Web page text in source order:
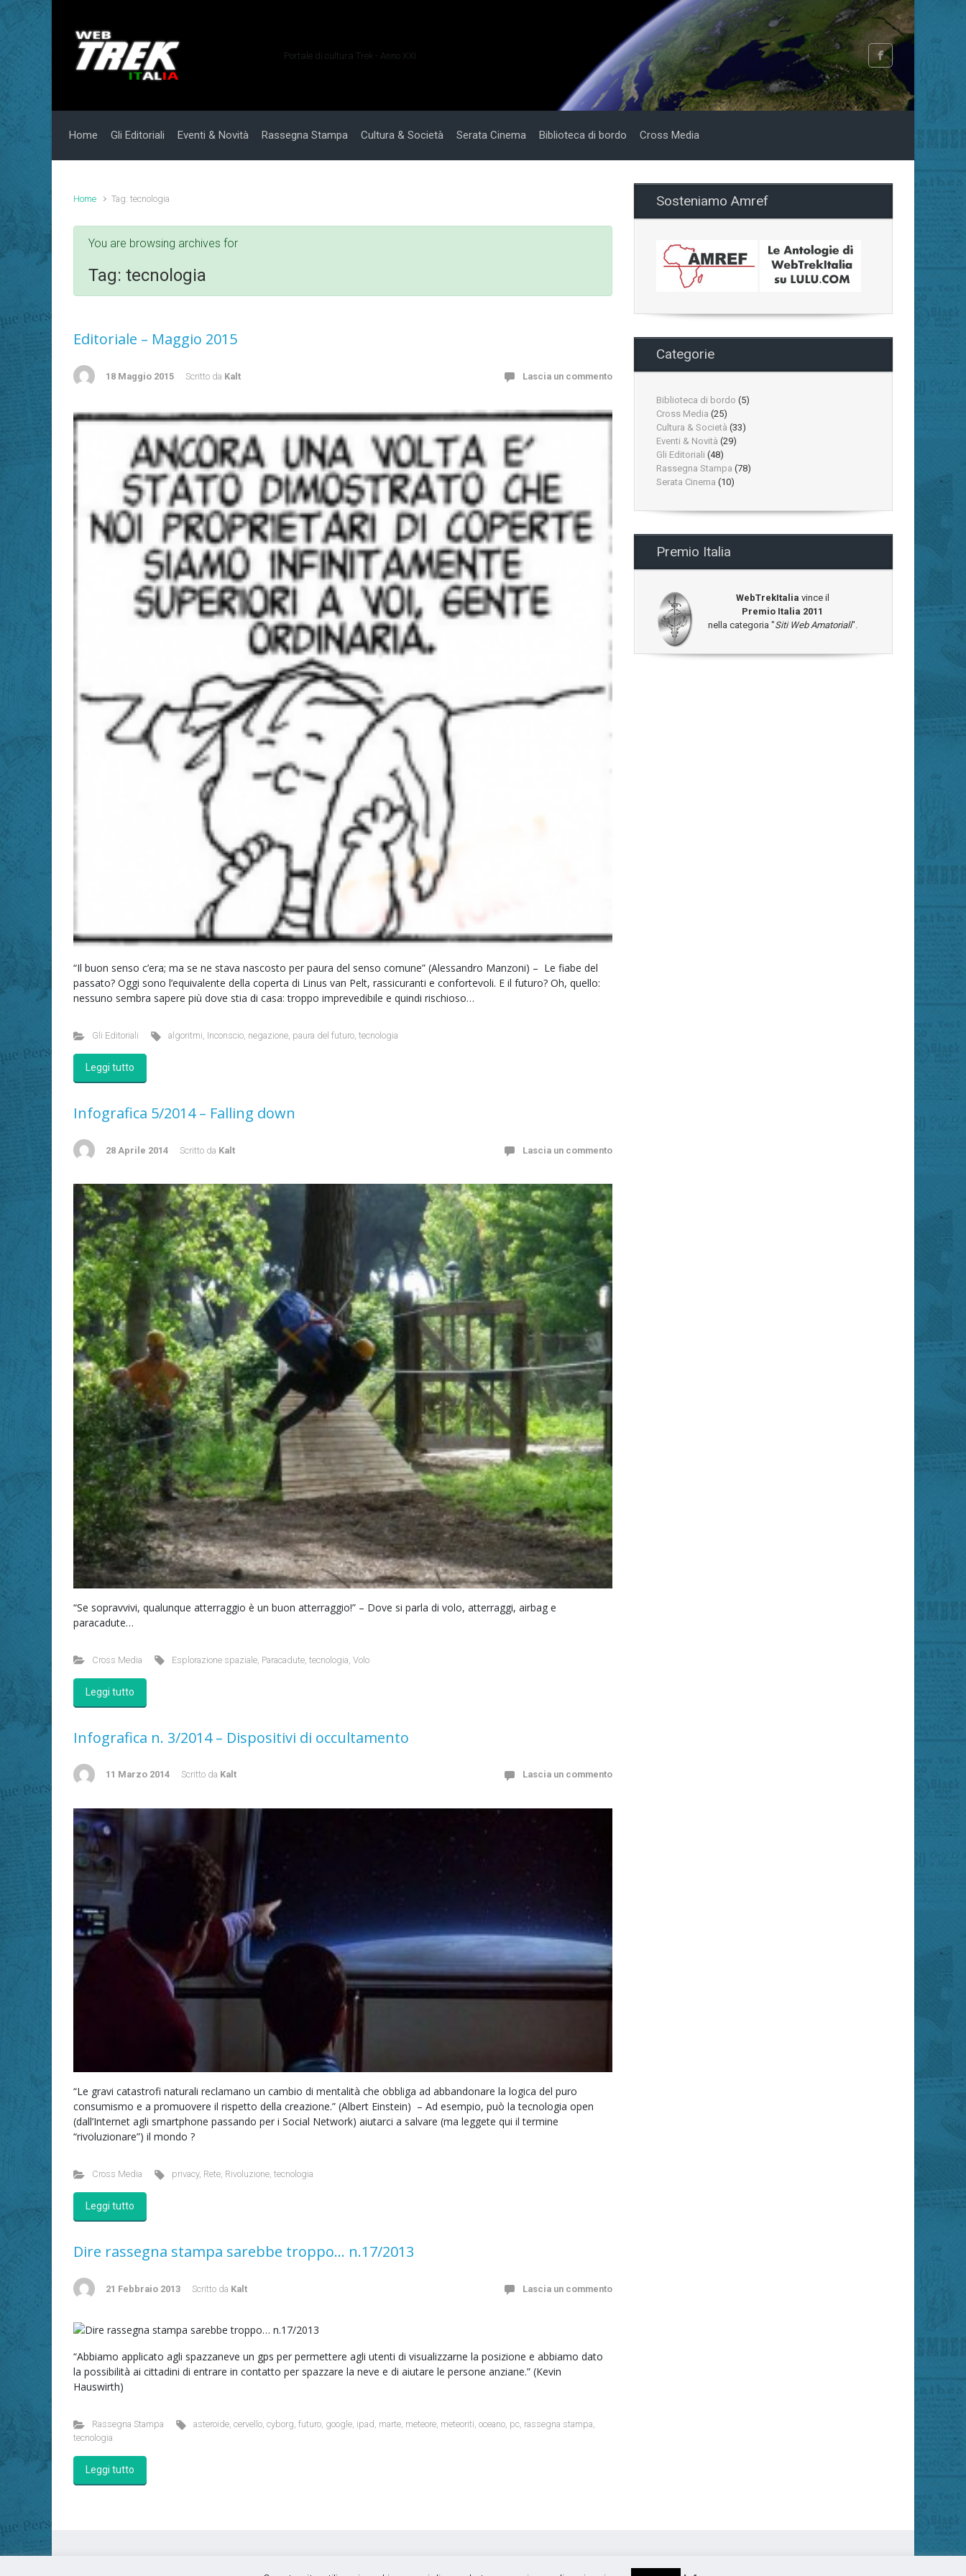
Portale di cultura Trek - Anno XXI
Home Gli Editoriali Eventi & Novità Rassegna Stampa Cultura & Società Serata Cinema Biblioteca di bordo Cross Media
Home Tag: tecnologia
You are browsing archives for
Tag: tecnologia
Editoriale – Maggio 2015
18 Maggio 2015 Scritto da Kalt Lascia un commento
“Il buon senso c’era; ma se ne stava nascosto per paura del senso comune” (Alessandro Manzoni) – Le fiabe del
passato? Oggi sono l’equivalente della coperta di Linus van Pelt, rassicuranti e confortevoli. E il futuro? Oh, quello:
nessuno sembra sapere più dove stia di casa: troppo imprevedibile e quindi rischioso…
Gli Editoriali algoritmi, Inconscio, negazione, paura del futuro,tecnologia
Leggi tutto
Infografica 5/2014 – Falling down
28 Aprile 2014 Scritto da Kalt Lascia un commento
“Se sopravvivi, qualunque atterraggio è un buon atterraggio!” – Dove si parla di volo, atterraggi, airbag e
paracadute…
Cross Media Esplorazione spaziale Paracadute ,tecnologia ,Volo
Leggi tutto
Infografica n. 3/2014 – Dispositivi di occultamento
11 Marzo 2014 Scritto da Kalt Lascia un commento
“Le gravi catastrofi naturali reclamano un cambio di mentalità che obbliga ad abbandonare la logica del puro
consumismo e a promuovere il rispetto della creazione.” (Albert Einstein) – Ad esempio, può la tecnologia open
(dall’Internet agli smartphone passando per i Social Network) aiutarci a salvare (ma leggete qui il termine
“rivoluzionare”) il mondo ?
Cross Media privacy, Rete, Rivoluzione,tecnologia
Leggi tutto
Dire rassegna stampa sarebbe troppo… n.17/2013
21 Febbraio 2013 Scritto da Kalt Lascia un commento
“Abbiamo applicato agli spazzaneve un gps per permettere agli utenti di visualizzarne la posizione e abbiamo dato
la possibilità ai cittadini di entrare in contatto per spazzare la neve e di aiutare le persone anziane.” (Kevin
Hauswirth)
Rassegna Stampa asteroide,cervello,cyborg,futuro, google, ipad, marte, meteore, meteoriti,oceano, pc, rassegna stampa,
tecnologia
Leggi tutto
Sosteniamo Amref
Categorie
Biblioteca di bordo (5)
Cross Media (25)
Cultura & Società (33)
Eventi & Novità (29)
Gli Editoriali (48)
Rassegna Stampa (78)
Serata Cinema (10)
Premio Italia
WebTrekItalia vince il
Premio Italia 2011
nella categoria "Siti Web Amatoriali".